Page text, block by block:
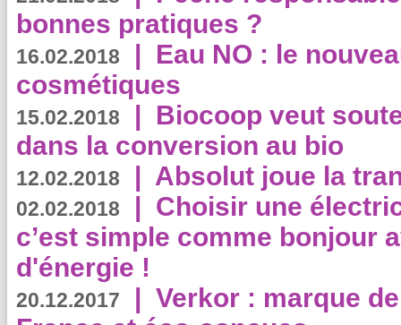
bonnes pratiques ?
16.02.2018 | Eau NO : le
cosmétiques
15.02.2018 | Biocoop veut
dans la conversion au bio
12.02.2018 | Absolut joue la
02.02.2018 | Choisir une
c’est simple comme bonjour
d'énergie !
20.12.2017 | Verkor : marque